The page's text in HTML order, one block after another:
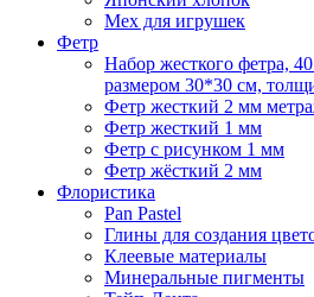
Мех для игрушек
Фетр
Набор жесткого фетра,
размером 30*30 см,
Фетр жесткий 2 мм
Фетр жесткий 1 мм
Фетр с рисунком 1 мм
Фетр жёсткий 2 мм
Флористика
Pan Pastel
Глины для создания
Клеевые материалы
Минеральные пигменты